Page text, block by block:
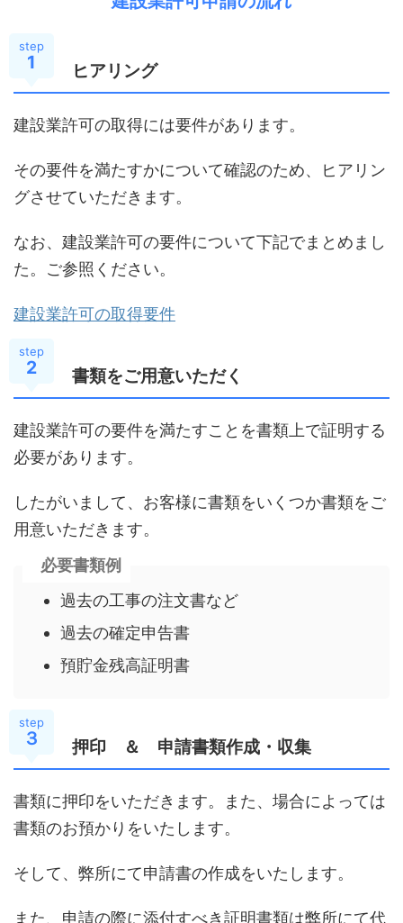
step
1 ヒアリング
建設業許可の取得には要件があります。
その要件を満たすかについて確認のため、ヒアリン
グさせていただきます。
なお、建設業許可の要件について下記でまとめまし
た。ご参照ください。
建設業許可の取得要件
step
2 書類をご用意いただく
建設業許可の要件を満たすことを書類上で証明する
必要があります。
したがいまして、お客様に書類をいくつか書類をご
用意いただきます。
必要書類例
過去の工事の注文書など
過去の確定申告書
預貯金残高証明書
step
３ 押印 ＆ 申請書類作成・収集
書類に押印をいただきます。また、場合によっては
書類のお預かりをいたします。
そして、弊所にて申請書の作成をいたします。
また、申請の際に添付すべき証明書類は弊所にて代